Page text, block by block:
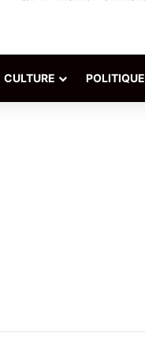
CULTURE POLITIQUE